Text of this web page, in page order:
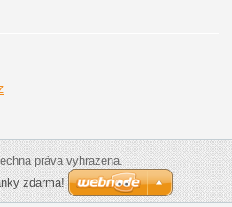
práva vyhrazena.
zdarma!